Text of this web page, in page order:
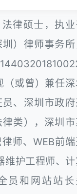
律硕士，执业
）律师事务所
或曾）兼任深
、深圳市政府
类），深圳市
师、WEB前端
维护工程师、计
员和网站站长